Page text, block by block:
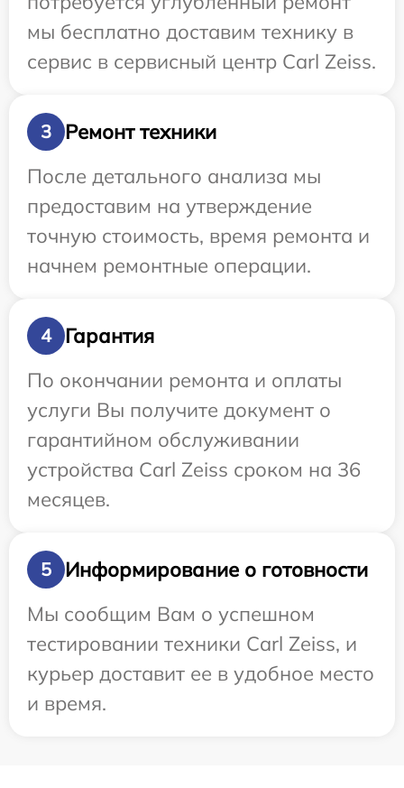
мы бесплатно доставим технику в
сервис в сервисный центр Carl Zeiss.
3
Ремонт техники
После детального анализа мы
предоставим на утверждение
точную стоимость, время ремонта и
начнем ремонтные операции.
4
Гарантия
По окончании ремонта и оплаты
услуги Вы получите документ о
гарантийном обслуживании
устройства Carl Zeiss сроком на 36
месяцев.
5
Информирование о готовности
Мы сообщим Вам о успешном
тестировании техники Carl Zeiss, и
курьер доставит ее в удобное место
и время.